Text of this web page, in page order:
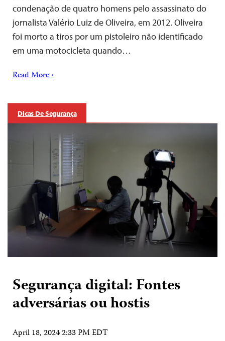
condenação de quatro homens pelo assassinato do
jornalista Valério Luiz de Oliveira, em 2012. Oliveira
foi morto a tiros por um pistoleiro não identificado
em uma motocicleta quando…
Read More ›
Dicas De Segurança
Segurança digital: Fontes
adversárias ou hostis
April 18, 2024 2:33 PM EDT